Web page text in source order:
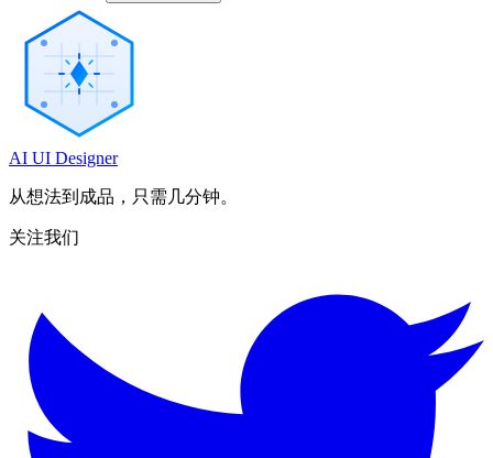
AI UI Designer
从想法到成品，只需几分钟。
关注我们